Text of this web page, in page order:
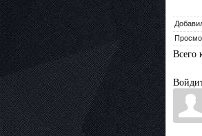
Всего